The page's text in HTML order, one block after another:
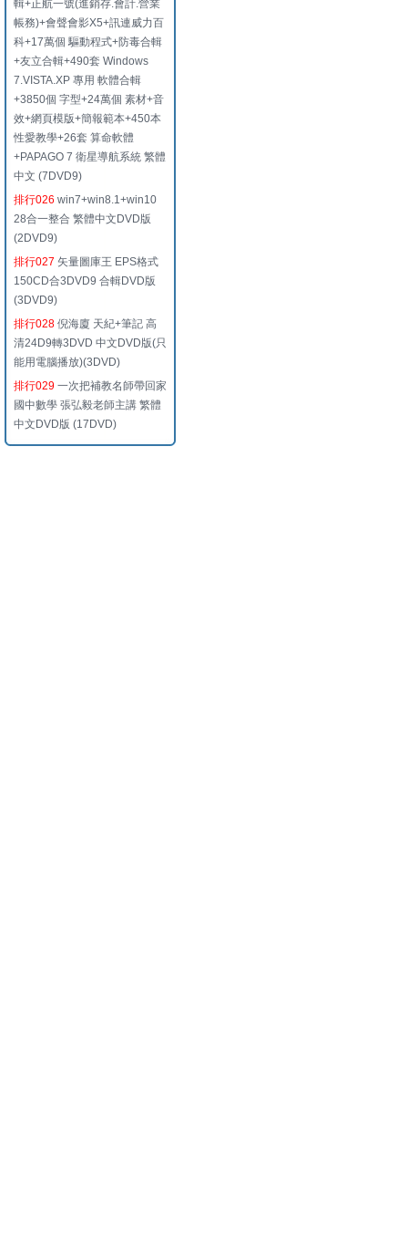
輯+正航一號(進銷存.會計.營業
帳務)+會聲會影X5+訊連威力百
科+17萬個 驅動程式+防毒合輯
+友立合輯+490套 Windows
7.VISTA.XP 專用 軟體合輯
+3850個 字型+24萬個 素材+音
效+網頁模版+簡報範本+450本
性愛教學+26套 算命軟體
+PAPAGO 7 衛星導航系統 繁體
中文 (7DVD9)
排行026 win7+win8.1+win10
28合一整合 繁體中文DVD版
(2DVD9)
排行027 矢量圖庫王 EPS格式
150CD合3DVD9 合輯DVD版
(3DVD9)
排行028 倪海廈 天紀+筆記 高
清24D9轉3DVD 中文DVD版(只
能用電腦播放)(3DVD)
排行029 一次把補教名師帶回家
國中數學 張弘毅老師主講 繁體
中文DVD版 (17DVD)